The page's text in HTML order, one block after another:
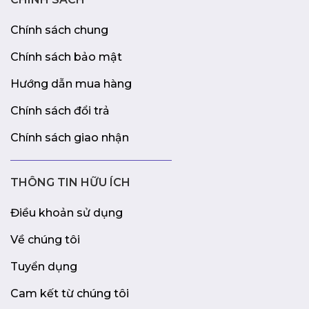
Chính sách chung
Chính sách bảo mật
Hướng dẫn mua hàng
Chính sách đổi trả
Chính sách giao nhận
THÔNG TIN HỮU ÍCH
Điều khoản sử dụng
Về chúng tôi
Tuyển dụng
Cam kết từ chúng tôi